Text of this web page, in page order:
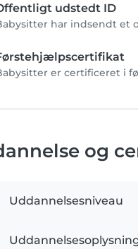
udstedt ID
har indsendt et
er certificeret i
og
Uddannelsesniveau